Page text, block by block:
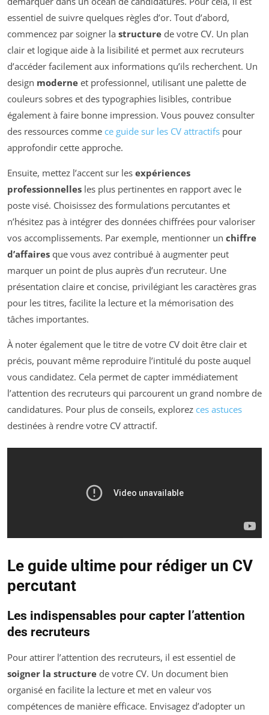
essentiel de suivre quelques règles d’or. Tout d’abord,
commencez par soigner la structure de votre CV. Un plan
clair et logique aide à la lisibilité et permet aux recruteurs
d’accéder facilement aux informations qu’ils recherchent. Un
design moderne et professionnel, utilisant une palette de
couleurs sobres et des typographies lisibles, contribue
également à faire bonne impression. Vous pouvez consulter
des ressources comme ce guide sur les CV attractifs pour
approfondir cette approche.
Ensuite, mettez l’accent sur les expériences
professionnelles les plus pertinentes en rapport avec le
poste visé. Choisissez des formulations percutantes et
n’hésitez pas à intégrer des données chiffrées pour valoriser
vos accomplissements. Par exemple, mentionner un chiffre
d’affaires que vous avez contribué à augmenter peut
marquer un point de plus auprès d’un recruteur. Une
présentation claire et concise, privilégiant les caractères gras
pour les titres, facilite la lecture et la mémorisation des
tâches importantes.
À noter également que le titre de votre CV doit être clair et
précis, pouvant même reproduire l’intitulé du poste auquel
vous candidatez. Cela permet de capter immédiatement
l’attention des recruteurs qui parcourent un grand nombre de
candidatures. Pour plus de conseils, explorez ces astuces
destinées à rendre votre CV attractif.
Le guide ultime pour rédiger un CV
percutant
Les indispensables pour capter l’attention
des recruteurs
Pour attirer l’attention des recruteurs, il est essentiel de
soigner la structure de votre CV. Un document bien
organisé en facilite la lecture et met en valeur vos
compétences de manière efficace. Envisagez d’adopter un